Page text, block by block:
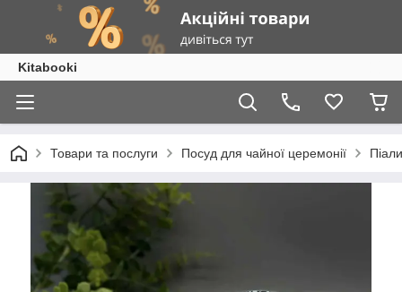
Kitabooki
Товари та послуги Посуд для чайної церемонії